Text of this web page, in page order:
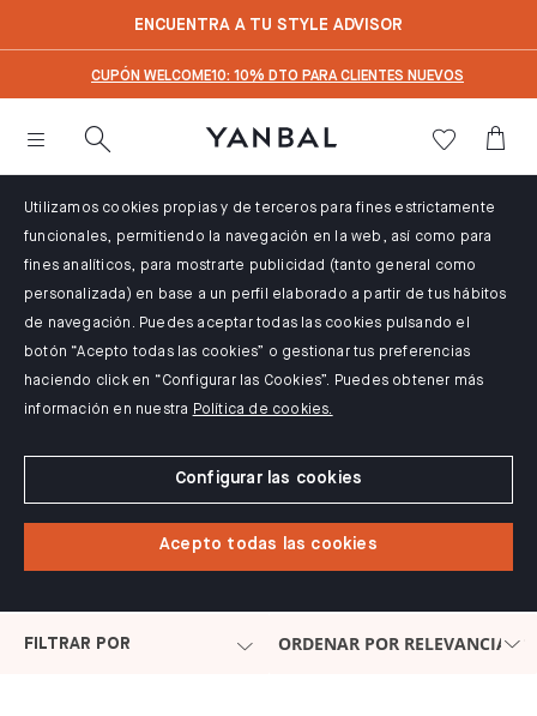
ENCUENTRA A TU STYLE ADVISOR
CUPÓN WELCOME10: 10% DTO PARA CLIENTES NUEVOS
Utilizamos cookies propias y de terceros para fines estrictamente
funcionales, permitiendo la navegación en la web, así como para
fines analíticos, para mostrarte publicidad (tanto general como
personalizada) en base a un perfil elaborado a partir de tus hábitos
de navegación. Puedes aceptar todas las cookies pulsando el
botón “Acepto todas las cookies” o gestionar tus preferencias
haciendo click en “Configurar las Cookies”. Puedes obtener más
información en nuestra Política de cookies.
Configurar las cookies
Acepto todas las cookies
FILTRAR POR ORDENAR POR RELEVANCIA